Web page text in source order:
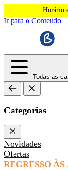
Horário
Ir para o Conteúdo
Todas as
Categorias
Novidades
Ofertas
REGRESSO ÀS